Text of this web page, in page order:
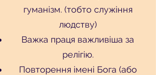
гуманізм. (тобто служіння
людству)
Важка праця важливіша за
релігію.
Повторення імені Бога (або